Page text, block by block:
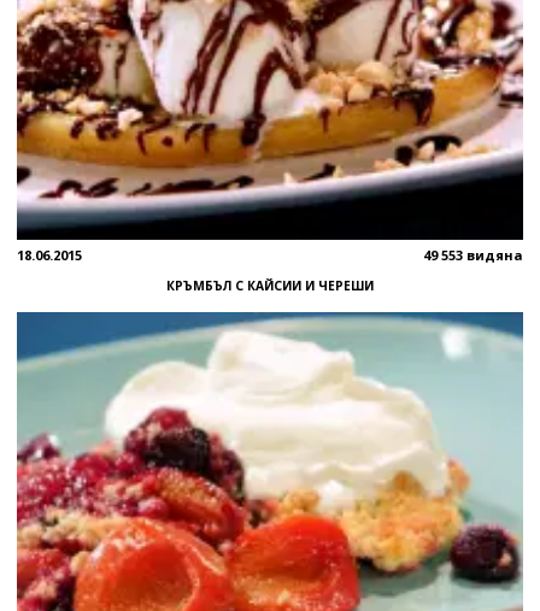
18.06.2015 49 553 видяна
КРЪМБЪЛ С КАЙСИИ И ЧЕРЕШИ